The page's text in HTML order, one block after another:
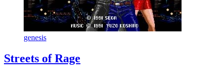
genesis
Streets of Rage